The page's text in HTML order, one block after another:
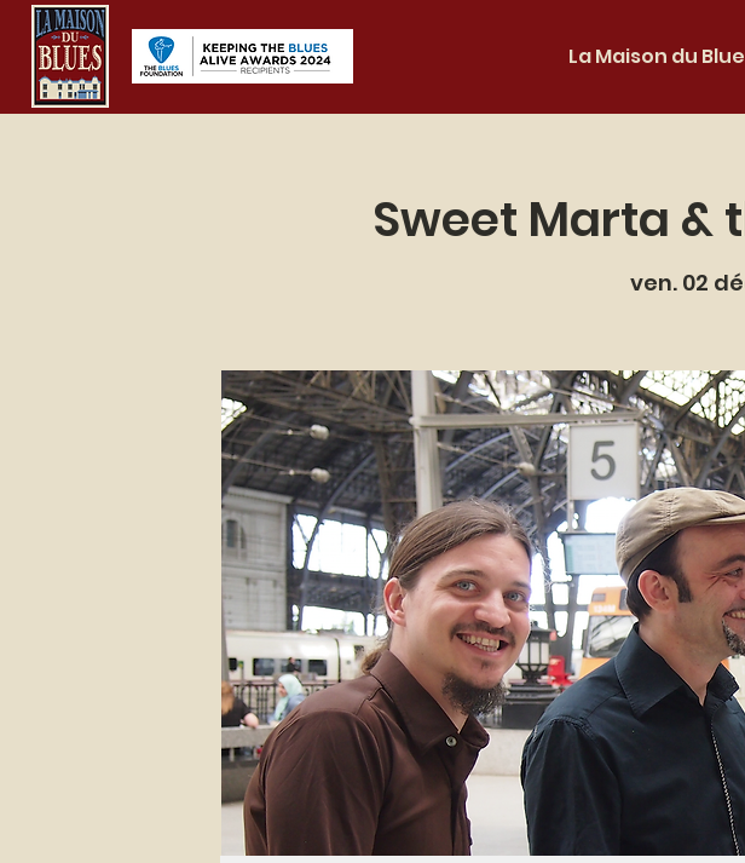
La Maison du
Sweet Marta &
ven. 02